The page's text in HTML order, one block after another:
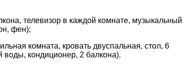
телевизор в каждой комнате, музыкальный
фен);
комната, кровать двуспальная, стол, 6
воды, кондиционер, 2 балкона).